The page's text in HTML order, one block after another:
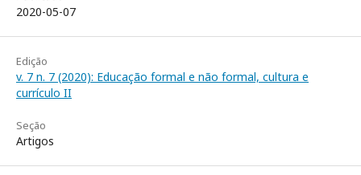
2020-05-07
Edição
v. 7 n. 7 (2020): Educação formal e não formal, cultura e
currículo II
Seção
Artigos